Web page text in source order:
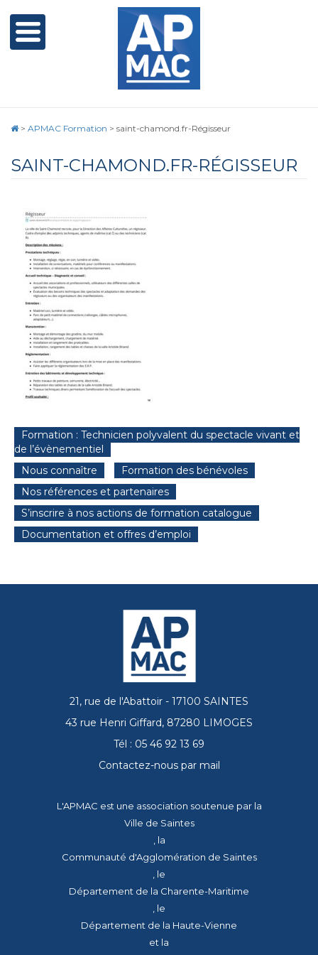
> APMAC Formation > saint-chamond.fr-Régisseur
SAINT-CHAMOND.FR-RÉGISSEUR
Formation : Technicien polyvalent du spectacle vivant et
de l’évènementiel
Nous connaître
Formation des bénévoles
Nos références et partenaires
S’inscrire à nos actions de formation catalogue
Documentation et offres d’emploi
21, rue de l'Abattoir - 17100 SAINTES
43 rue Henri Giffard, 87280 LIMOGES
Tél : 05 46 92 13 69
Contactez-nous par mail
L'APMAC est une association soutenue par la
Ville de Saintes
, la
Communauté d'Agglomération de Saintes
, le
Département de la Charente-Maritime
, le
Département de la Haute-Vienne
et la